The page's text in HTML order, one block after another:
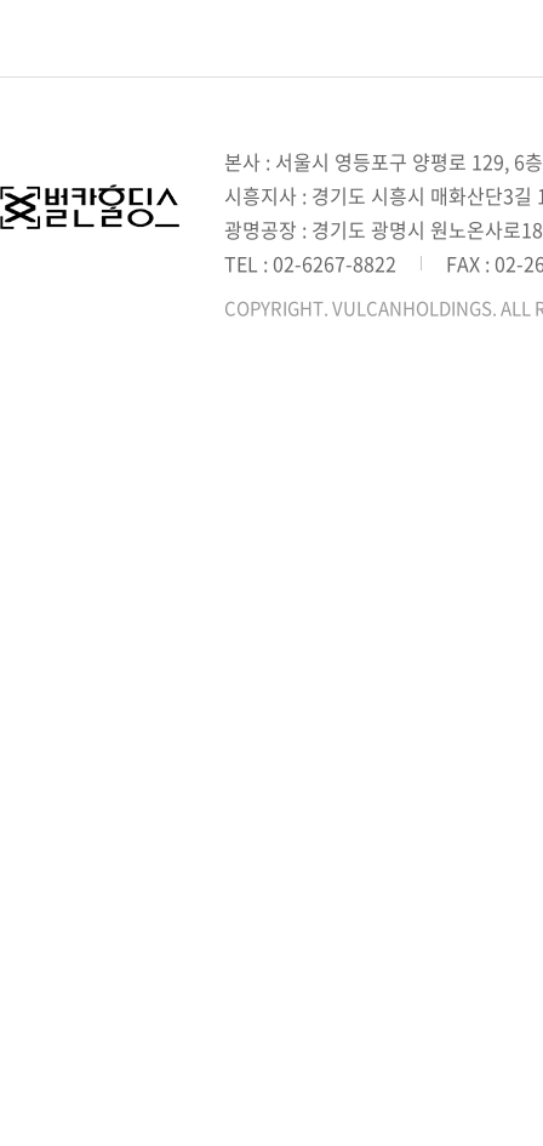
본사 : 서울시 영등포구 양평로 129, 6층
시흥지사 : 경기도 시흥시 매화산단3
광명공장 : 경기도 광명시 원노온사로18
TEL : 02-6267-8822
FAX : 02-
COPYRIGHT. VULCANHOLDINGS. ALL